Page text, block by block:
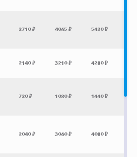
2710 ₽ 4065 ₽ 5420 ₽
2140 ₽ 3210 ₽ 4280 ₽
720 ₽ 1080 ₽ 1440 ₽
2040 ₽ 3060 ₽ 4080 ₽